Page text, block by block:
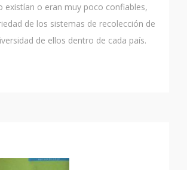
existían o eran muy poco confiables,
de los sistemas de recolección de
de ellos dentro de cada país.